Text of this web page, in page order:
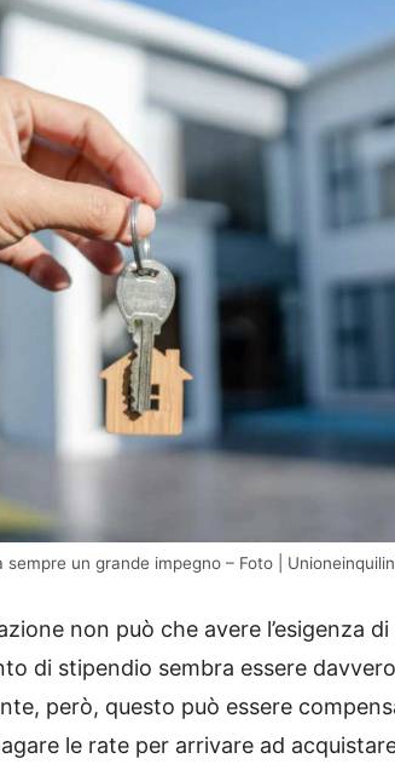
un grande impegno – Foto |
non può che avere l’esigenza
di stipendio sembra essere
però, questo può essere
le rate per arrivare ad